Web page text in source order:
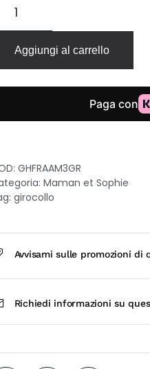
Aggiungi al carrello
GHFRAAM3GR
Maman et Sophie
girocollo
Avvisami sulle promozioni di
Richiedi informazioni su